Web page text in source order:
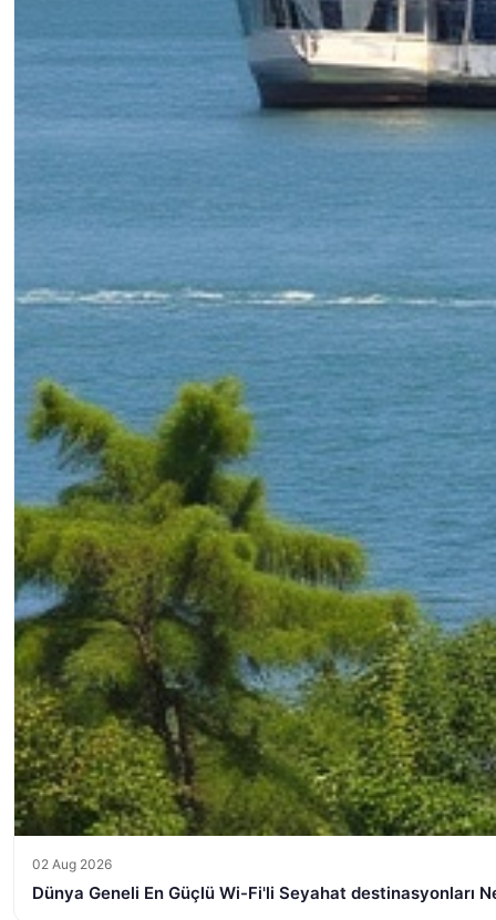
02 Aug 2026
Dünya Geneli En Güçlü Wi-Fi'li Seyahat destinasyonları